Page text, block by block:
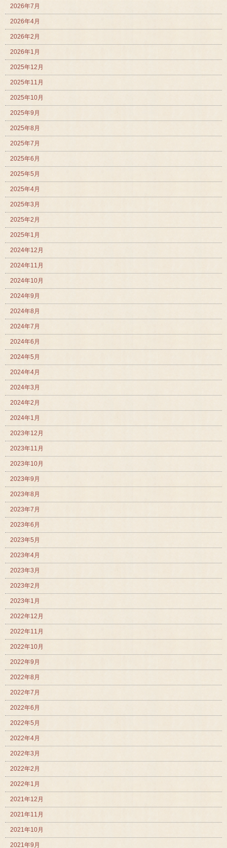
2026年7月
2026年4月
2026年2月
2026年1月
2025年12月
2025年11月
2025年10月
2025年9月
2025年8月
2025年7月
2025年6月
2025年5月
2025年4月
2025年3月
2025年2月
2025年1月
2024年12月
2024年11月
2024年10月
2024年9月
2024年8月
2024年7月
2024年6月
2024年5月
2024年4月
2024年3月
2024年2月
2024年1月
2023年12月
2023年11月
2023年10月
2023年9月
2023年8月
2023年7月
2023年6月
2023年5月
2023年4月
2023年3月
2023年2月
2023年1月
2022年12月
2022年11月
2022年10月
2022年9月
2022年8月
2022年7月
2022年6月
2022年5月
2022年4月
2022年3月
2022年2月
2022年1月
2021年12月
2021年11月
2021年10月
2021年9月